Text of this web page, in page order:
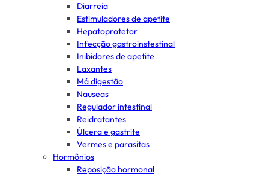
Diarreia
Estimuladores de apetite
Hepatoprotetor
Infecção gastroinstestinal
Inibidores de apetite
Laxantes
Má digestão
Nauseas
Regulador intestinal
Reidratantes
Úlcera e gastrite
Vermes e parasitas
Hormônios
Reposição hormonal